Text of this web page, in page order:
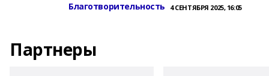
Благотворительность 4 СЕНТЯБРЯ 2025, 16:05
Партнеры